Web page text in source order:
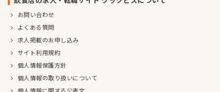
お問い合わせ
よくある質問
求人掲載のお申し込み
サイト利用規約
個人情報保護方針
個人情報の取り扱いについて